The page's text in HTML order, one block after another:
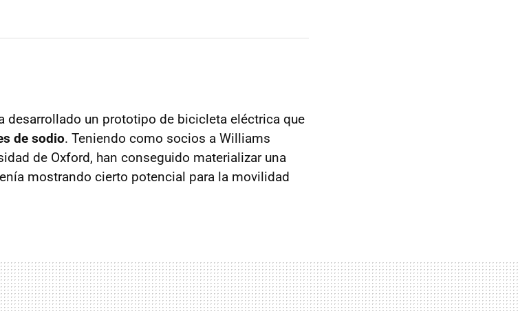
desarrollado un prototipo de bicicleta eléctrica que
de sodio. Teniendo como socios a Williams
de Oxford, han conseguido materializar una
mostrando cierto potencial para la movilidad